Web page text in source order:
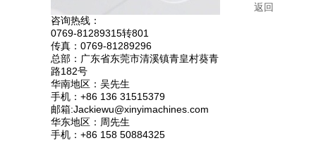
咨询热线：
0769-81289315转801
传真：0769-81289296
总部：广东省东莞市清溪镇青皇村葵青
路182号
华南地区：吴先生
手机：+86 136 31515379
邮箱:Jackiewu@xinyimachines.com
华东地区：周先生
手机：+86 158 50884325
返回